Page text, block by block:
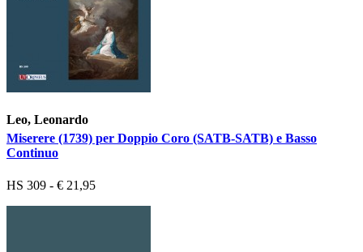
Leo, Leonardo
Miserere (1739) per Doppio Coro (SATB-SATB) e Basso
Continuo
HS 309 - € 21,95